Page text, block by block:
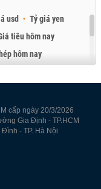
usd
Tỷ giá yen
tiêu hôm nay
hôm nay
cấp ngày 20/3/2026
Gia Định - TP.HCM
- TP. Hà Nội